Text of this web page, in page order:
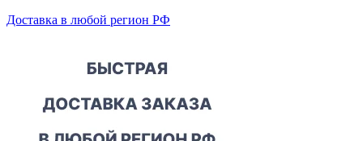
Доставка в любой регион РФ